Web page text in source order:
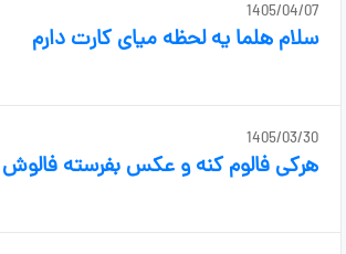
1405/04/07
سلام هلما یه لحظه میای کارت دارم
1405/03/30
هرکی فالوم کنه و عکس بفرسته